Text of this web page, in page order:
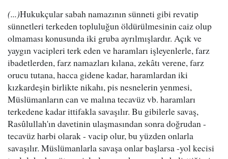
(...)Hukukçular sabah namazının sünneti gibi revatip
sünnetleri terkeden topluluğun öldürülmesinin caiz olup
olmaması konusunda iki gruba ayrılmışlardır. Açık ve
yaygın vacipleri terk eden ve haramları işleyenlerle, farz
ibadetlerden, farz namazları kılana, zekâtı verene, farz
orucu tutana, hacca gidene kadar, haramlardan iki
kızkardeşin birlikte nikahı, pis nesnelerin yenmesi,
Müslümanların can ve malına tecavüz vb. haramları
terkedene kadar ittifakla savaşılır. Bu gibilerle savaş,
Rasûlullah'ın davetinin ulaşmasından sonra doğrudan -
tecavüz harbi olarak - vacip olur, bu yüzden onlarla
savaşılır. Müslümanlarla savaşa onlar başlarsa -yol kecisi